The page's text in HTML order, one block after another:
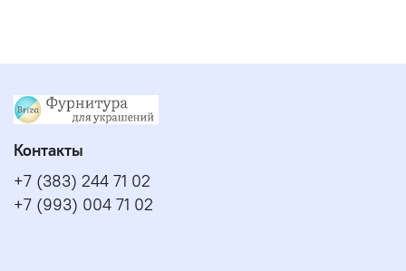
Контакты
+7 (383) 244 71 02
+7 (993) 004 71 02